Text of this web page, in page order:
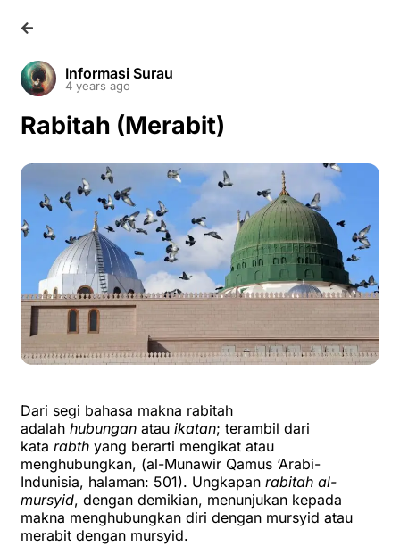
Informasi Surau
4 years ago
Rabitah (Merabit)
Dari segi bahasa makna rabitah
adalah hubungan atau ikatan; terambil dari
kata rabth yang berarti mengikat atau
menghubungkan, (al-Munawir Qamus ‘Arabi-
Indunisia, halaman: 501). Ungkapan rabitah al-
mursyid, dengan demikian, menunjukan kepada
makna menghubungkan diri dengan mursyid atau
merabit dengan mursyid.